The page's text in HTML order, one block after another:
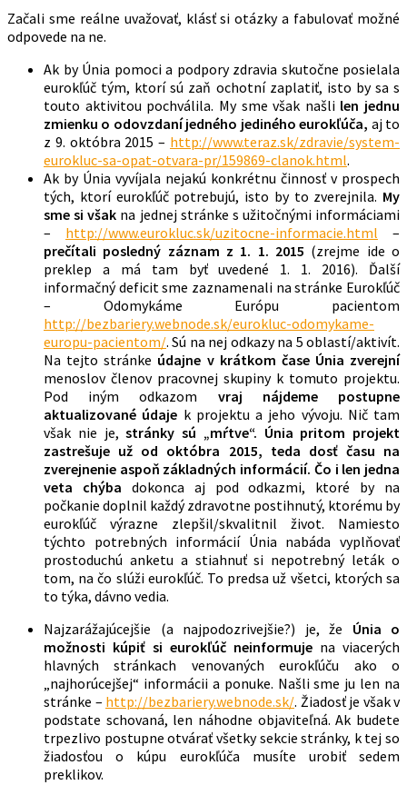
Začali sme reálne uvažovať, klásť si otázky a fabulovať možné
odpovede na ne.
Ak by Únia pomoci a podpory zdravia skutočne posielala
eurokľúč tým, ktorí sú zaň ochotní zaplatiť, isto by sa s
touto aktivitou pochválila. My sme však našli len jednu
zmienku o odovzdaní jedného jediného eurokľúča, aj to
z 9. októbra 2015 – http://www.teraz.sk/zdravie/system-
eurokluc-sa-opat-otvara-pr/159869-clanok.html.
Ak by Únia vyvíjala nejakú konkrétnu činnosť v prospech
tých, ktorí eurokľúč potrebujú, isto by to zverejnila. My
sme si však na jednej stránke s užitočnými informáciami
– http://www.eurokluc.sk/uzitocne-informacie.html –
prečítali posledný záznam z 1. 1. 2015 (zrejme ide o
preklep a má tam byť uvedené 1. 1. 2016). Ďalší
informačný deficit sme zaznamenali na stránke Eurokľúč
– Odomykáme Európu pacientom
http://bezbariery.webnode.sk/eurokluc-odomykame-
europu-pacientom/. Sú na nej odkazy na 5 oblastí/aktivít.
Na tejto stránke údajne v krátkom čase Únia zverejní
menoslov členov pracovnej skupiny k tomuto projektu.
Pod iným odkazom vraj nájdeme postupne
aktualizované údaje k projektu a jeho vývoju. Nič tam
však nie je,stránky sú „mŕtve“. Únia pritom projekt
zastrešuje už od októbra 2015, teda dosť času na
zverejnenie aspoň základných informácií. Čo i len jedna
veta chýba dokonca aj pod odkazmi, ktoré by na
počkanie doplnil každý zdravotne postihnutý, ktorému by
eurokľúč výrazne zlepšil/skvalitnil život. Namiesto
týchto potrebných informácií Únia nabáda vyplňovať
prostoduchú anketu a stiahnuť si nepotrebný leták o
tom, na čo slúži eurokľúč. To predsa už všetci, ktorých sa
to týka, dávno vedia.
Najzarážajúcejšie (a najpodozrivejšie?) je, že Únia o
možnosti kúpiť si eurokľúč neinformuje na viacerých
hlavných stránkach venovaných eurokľúču ako o
„najhorúcejšej“ informácii a ponuke. Našli sme ju len na
stránke – http://bezbariery.webnode.sk/. Žiadosť je však v
podstate schovaná, len náhodne objaviteľná. Ak budete
trpezlivo postupne otvárať všetky sekcie stránky, k tej so
žiadosťou o kúpu eurokľúča musíte urobiť sedem
preklikov.